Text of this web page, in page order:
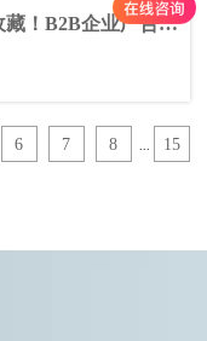
藏！B2B企业广告制
6 7 8
15